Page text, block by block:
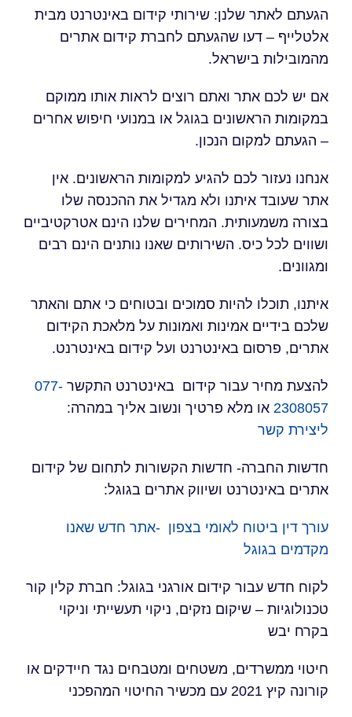
הגעתם לאתר שלנן: שירותי קידום באינטרנט מבית
אלטלייף – דעו שהגעתם לחברת קידום אתרים
מהמובילות בישראל.
אם יש לכם אתר ואתם רוצים לראות אותו ממוקם
במקומות הראשונים בגוגל או במנועי חיפוש אחרים
– הגעתם למקום הנכון.
אנחנו נעזור לכם להגיע למקומות הראשונים. אין
אתר שעובד איתנו ולא מגדיל את ההכנסה שלו
בצורה משמעותית. המחירים שלנו הינם אטרקטיביים
ושווים לכל כיס. השירותים שאנו נותנים הינם רבים
ומגוונים.
איתנו, תוכלו להיות סמוכים ובטוחים כי אתם והאתר
שלכם בידיים אמינות ואמונות על מלאכת הקידום
אתרים, פרסום באינטרנט ועל קידום באינטרנט.
להצעת מחיר עבור קידום באינטרנט התקשר 077-
2308057 או מלא פרטיך ונשוב אליך במהרה:
ליצירת קשר
חדשות החברה- חדשות הקשורות לתחום של קידום
אתרים באינטרנט ושיווק אתרים בגוגל:
עורך דין ביטוח לאומי בצפון -אתר חדש שאנו
מקדמים בגוגל
לקוח חדש עבור קידום אורגני בגוגל: חברת קלין קור
טכנולוגיות – שיקום נזקים, ניקוי תעשייתי וניקוי
בקרח יבש
חיטוי ממשרדים, משטחים ומטבחים נגד חיידקים או
קורונה קיץ 2021 עם מכשיר החיטוי המהפכני